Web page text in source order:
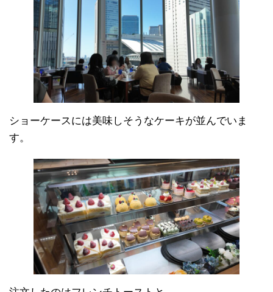
ショーケースには美味しそうなケーキが並んでいま
す。